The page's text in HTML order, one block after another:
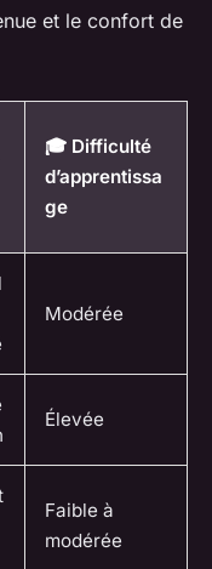
et le confort de
🎓 Difficulté
d’apprentissa
ge
Modérée
Élevée
Faible à
modérée